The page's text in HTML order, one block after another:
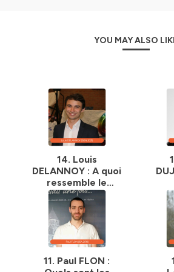
YOU MAY ALSO
14. Louis
DELANNOY : A quoi
ressemble le
quotidien d'un
développeur au
sein d'une startup ?
sur
11. Paul FLON :